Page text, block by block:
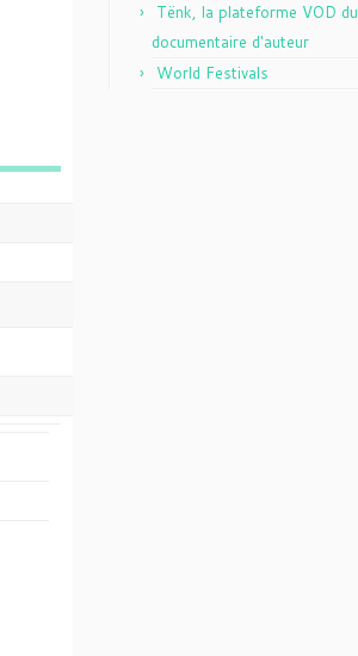
Tënk, la plateforme VOD du
documentaire d'auteur
World Festivals